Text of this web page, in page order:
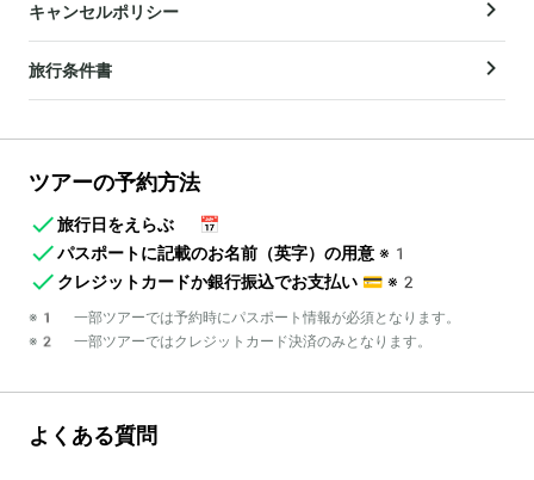
キャンセルポリシー
旅行条件書
ツアーの予約方法
旅行日をえらぶ
📅
パスポートに記載のお名前（英字）の用意 ※1
クレジットカードか銀行振込でお支払い 💳 ※2
※1 一部ツアーでは予約時にパスポート情報が必須となります。
※2 一部ツアーではクレジットカード決済のみとなります。
よくある質問